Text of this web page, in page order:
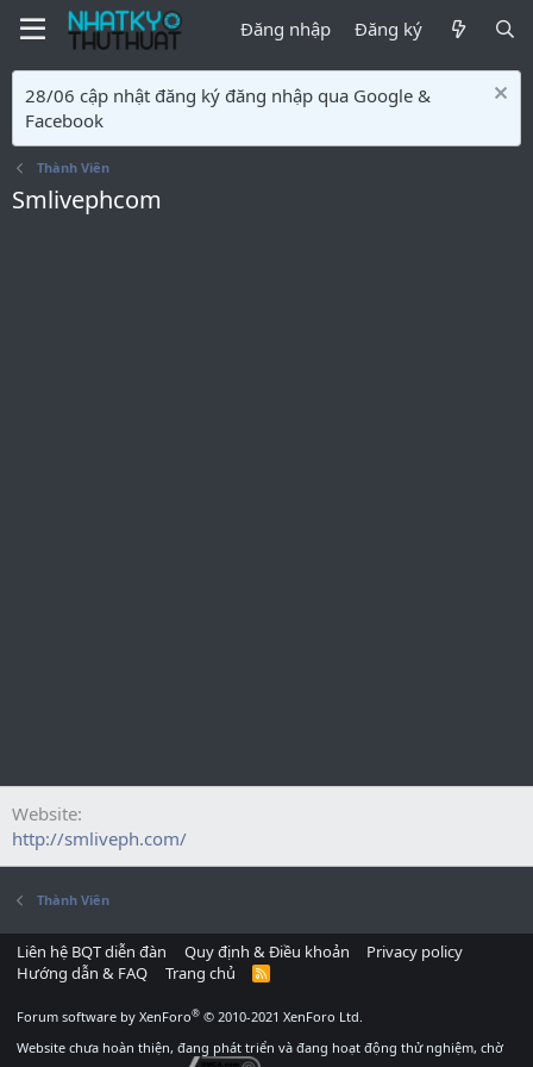
Đăng nhập Đăng ký
28/06 cập nhật đăng ký đăng nhập qua Google &
Facebook
Thành Viên
Smlivephcom
Website
http://smliveph.com/
Thành Viên
Liên hệ BQT diễn đàn Quy định & Điều khoản
Privacy policy
Hướng dẫn & FAQ
Trang chủ
R
Forum software by XenForo® © 2010-2021 XenForo Ltd.
Website chưa hoàn thiện, đang phát triển và đang hoạt động thử nghiệm, chờ